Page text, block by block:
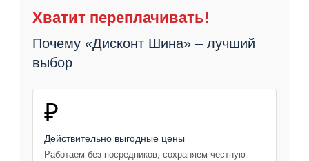
Хватит переплачивать!
Почему «Дисконт Шина» – лучший
выбор
₽
Действительно выгодные цены
Работаем без посредников, сохраняем честную